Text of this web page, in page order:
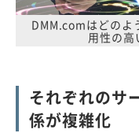
DMM.comはどのよ
用性の高
それぞれのサ
係が複雑化